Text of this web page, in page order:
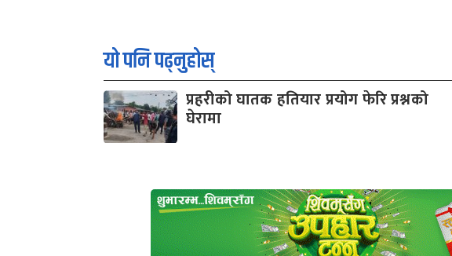
यो पनि पढ्नुहोस्
प्रहरीको घातक हतियार प्रयोग फेरि प्रश्नको
घेरामा